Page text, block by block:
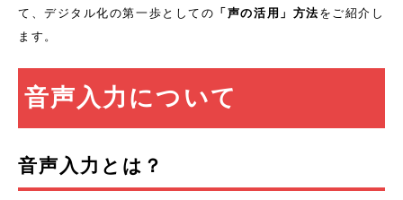
て、デジタル化の第一歩としての 「声の活用」方法をご紹介し
ます。
音声入力について
音声入力とは？